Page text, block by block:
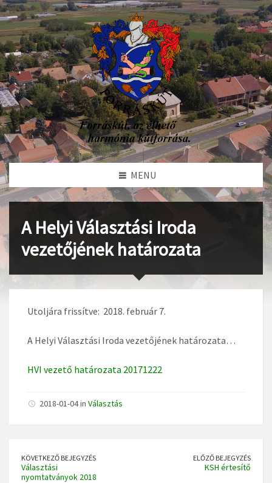
MENU
A Helyi Választási Iroda
vezetőjének határozata
Utoljára frissítve: 2018. február 7.
A Helyi Választási Iroda vezetőjének határozata…
HVI vezető határozata 20171222
2018-01-04 in Választás
KÖVETKEZŐ BEJEGYZÉS
Választási
nyomtatványok 2018
ELŐZŐ BEJEGYZÉS
KSH értesítő